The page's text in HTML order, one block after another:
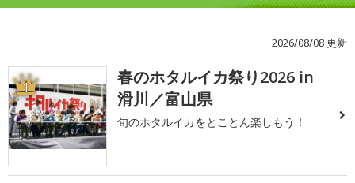
2026/08/08 更新
1
春のホタルイカ祭り2026 in
滑川／富山県
旬のホタルイカをとことん楽しもう！